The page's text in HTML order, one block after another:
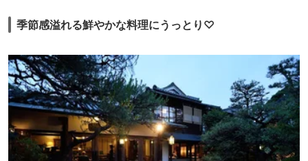
季節感溢れる鮮やかな料理にうっとり♡